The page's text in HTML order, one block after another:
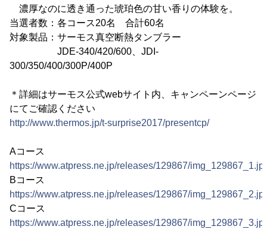
濃厚なのに透き通った琥珀色の甘い香りの体験を。
当選者数：各コース20名 合計60名
対象製品：サーモス真空断熱タンブラー
JDE-340/420/600、JDI-
300/350/400/300P/400P
＊詳細はサーモス公式webサイト内、キャンペーンページ
にてご確認ください
http://www.thermos.jp/t-surprise2017/presentcp/
Aコース
https://www.atpress.ne.jp/releases/129867/
Bコース
https://www.atpress.ne.jp/releases/129867/
Cコース
https://www.atpress.ne.jp/releases/129867/